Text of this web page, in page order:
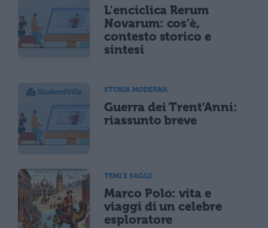
L'enciclica Rerum
Novarum: cos'è,
contesto storico e
sintesi
STORIA MODERNA
Guerra dei Trent'Anni:
riassunto breve
TEMI E SAGGI
Marco Polo: vita e
viaggi di un celebre
esploratore